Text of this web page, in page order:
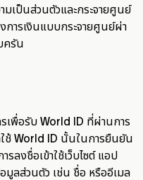
เป็นส่วนตัวและกระจายศูนย์
การเงินแบบกระจายศูนย์ผ่า
ครัน
พื่อรับ World ID ที่ผ่านการ
ช้ World ID นั้นในการยืนยัน
รลงชื่อเข้าใช้เว็บไซต์ แอป
มูลส่วนตัว เช่น ชื่อ หรืออีเมล